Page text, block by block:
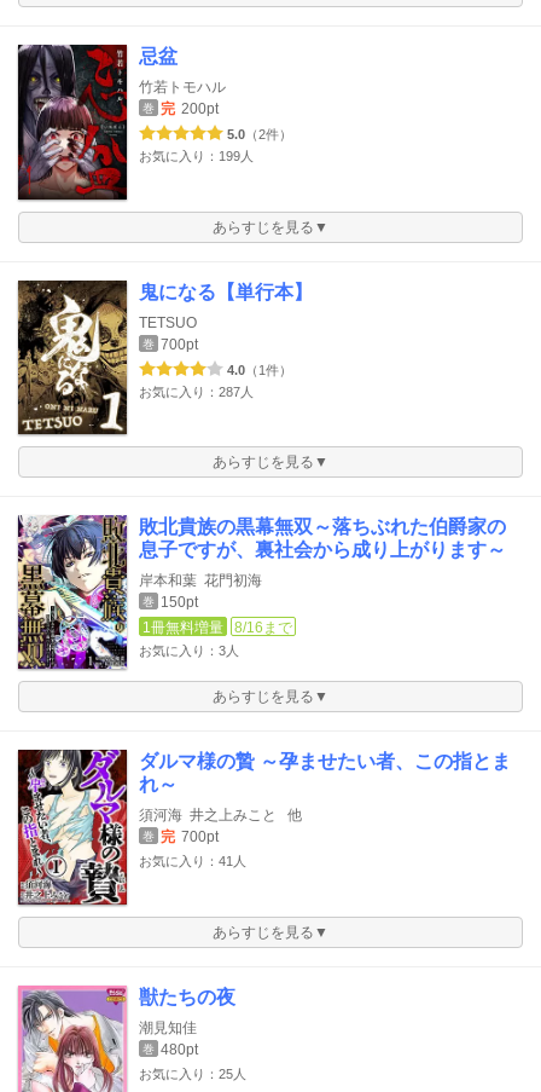
忌盆
竹若トモハル
巻 完 200pt
5.0 （2件）
お気に入り：199人
あらすじを見る▼
鬼になる【単行本】
TETSUO
巻 700pt
4.0 （1件）
お気に入り：287人
あらすじを見る▼
敗北貴族の黒幕無双～落ちぶれた伯爵家の
息子ですが、裏社会から成り上がります～
岸本和葉 花門初海
巻
150pt
1冊無料増量
8/16まで
お気に入り：3人
あらすじを見る▼
ダルマ様の贄 ～孕ませたい者、この指とま
れ～
須河海 井之上みこと 他
巻 完 700pt
お気に入り：41人
あらすじを見る▼
獣たちの夜
潮見知佳
巻 480pt
お気に入り：25人